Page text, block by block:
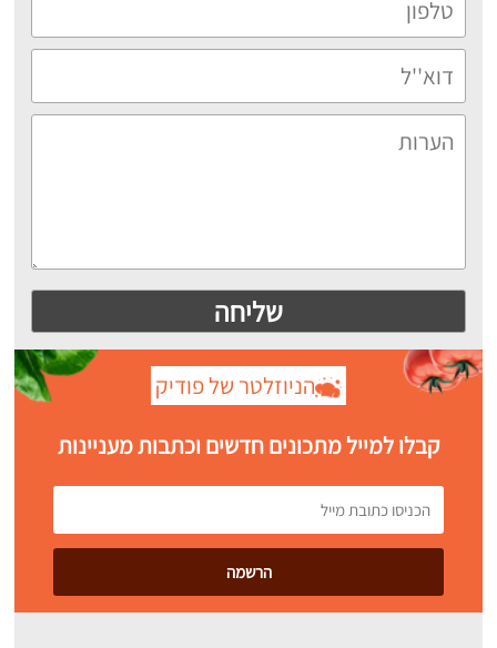
הניוזלטר של פודיק
קבלו למייל מתכונים חדשים וכתבות מעניינות